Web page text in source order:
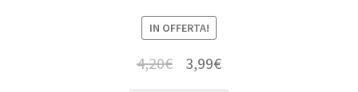
IN OFFERTA!
4,20€ 3,99€